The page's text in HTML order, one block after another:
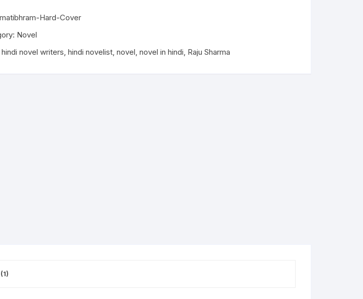
matibhram-Hard-Cover
Novel
hindi novel writers hindi novelist novel novel in hindi Raju Sharma